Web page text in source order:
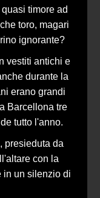
timore ad
toro, magari
ignorante?
vestiti antichi e
durante la
erano grandi
Barcellona tre
tutto l'anno.
presieduta da
con la
in un silenzio di